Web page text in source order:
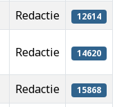
Redactie 12614
Redactie 14620
Redactie 15868